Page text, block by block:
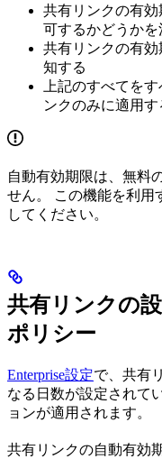
共有リンクの有
可するかどうかを
共有リンクの有
知する
上記のすべてを
ンクのみに適用す
自動有効期限は、無料
せん。 この機能を利用
してください。
共有リンクの
ポリシー
Enterprise設定で、共有
なる日数が設定されて
ョンが適用されます。
共有リンクの自動有効